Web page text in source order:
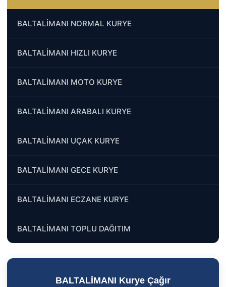
BALTALİMANI NORMAL KURYE
BALTALİMANI HIZLI KURYE
BALTALİMANI MOTO KURYE
BALTALİMANI ARABALI KURYE
BALTALİMANI UÇAK KURYE
BALTALİMANI GECE KURYE
BALTALİMANI ECZANE KURYE
BALTALİMANI TOPLU DAĞITIM
BALTALİMANI Kurye Çağır